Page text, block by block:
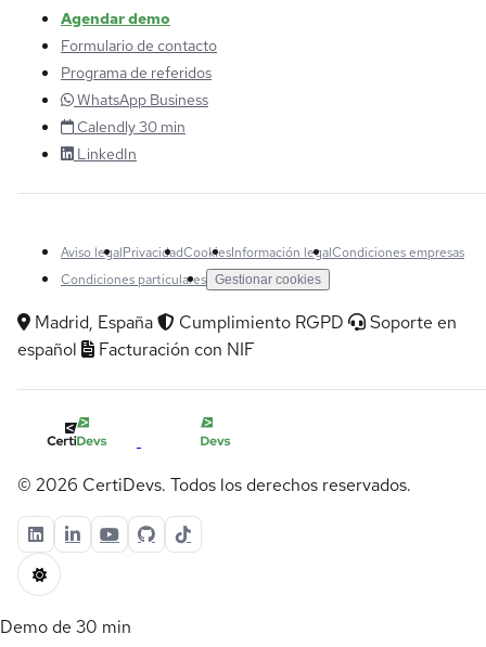
Agendar demo
Formulario de contacto
Programa de referidos
WhatsApp Business
Calendly 30 min
LinkedIn
Aviso legalPrivacidadCookiesInformación legalCondiciones empresas
Condiciones particulares Gestionar cookies
Madrid, España Cumplimiento RGPD
Soporte en
español
Facturación con NIF
© 2026 CertiDevs. Todos los derechos reservados.
Demo de 30 min